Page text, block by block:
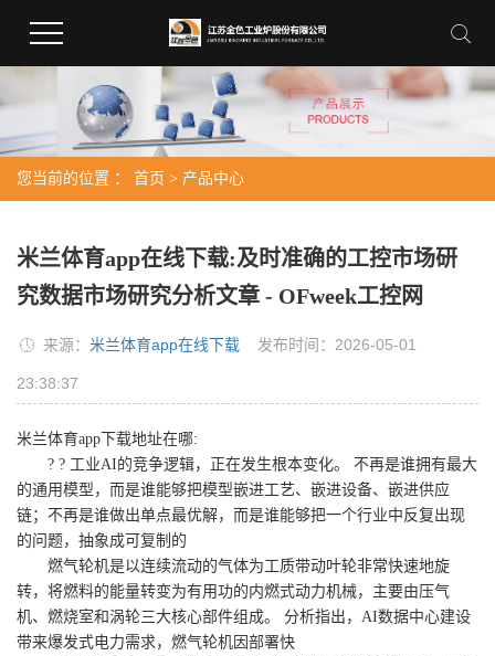
您当前的位置 ： 首页 > 产品中心
米兰体育app在线下载:及时准确的工控市场研
究数据市场研究分析文章 - OFweek工控网
来源： 米兰体育app在线下载 发布时间：2026-05-01
23:38:37
米兰体育app下载地址在哪:
? ? 工业AI的竞争逻辑，正在发生根本变化。 不再是谁拥有最大
的通用模型，而是谁能够把模型嵌进工艺、嵌进设备、嵌进供应
链；不再是谁做出单点最优解，而是谁能够把一个行业中反复出现
的问题，抽象成可复制的
燃气轮机是以连续流动的气体为工质带动叶轮非常快速地旋
转，将燃料的能量转变为有用功的内燃式动力机械，主要由压气
机、燃烧室和涡轮三大核心部件组成。 分析指出，AI数据中心建设
带来爆发式电力需求，燃气轮机因部署快